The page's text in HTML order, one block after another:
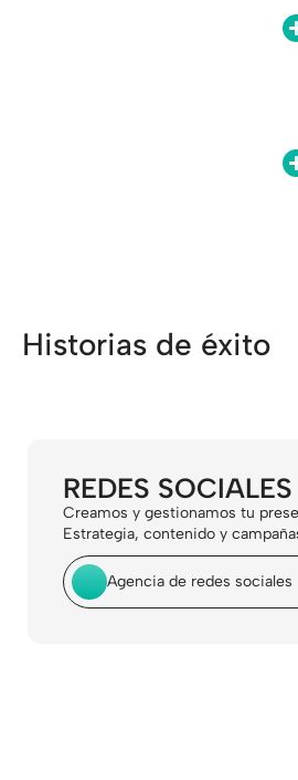
Historias de éxito
REDES SOCIALES
Creamos y gestionamos tu
Estrategia, contenido y
Agencia de redes sociales